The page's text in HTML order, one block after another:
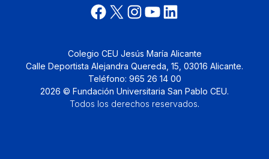
Colegio CEU Jesús María Alicante
Calle Deportista Alejandra Quereda, 15, 03016 Alicante.
Teléfono: 965 26 14 00
2026 © Fundación Universitaria San Pablo CEU.
Todos los derechos reservados.